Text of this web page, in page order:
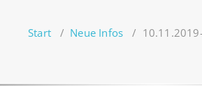
Start / Neue Infos /